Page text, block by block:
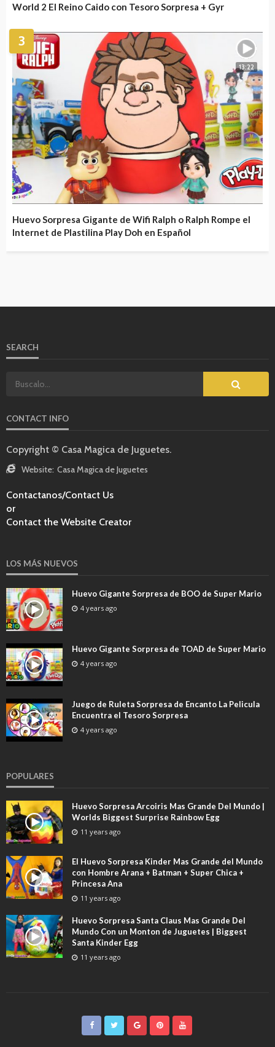
World 2 El Reino Caido con Tesoro Sorpresa + Gyr
3
13:22
Huevo Sorpresa Gigante de Wifi Ralph o Ralph Rompe el
Internet de Plastilina Play Doh en Español
SEARCH
CONTACT INFO
Copyright © Casa Magica de Juguetes.
Website: Casa Magica de Juguetes
Contactanos/Contact Us
or
Contact the Website Creator
LOS MÁS NUEVOS
Huevo Gigante Sorpresa de BOO de Super Mario
4 years ago
Huevo Gigante Sorpresa de TOAD de Super Mario
4 years ago
Juego de Ruleta Sorpresa de Encanto La Pelicula
Encuentra el Tesoro Sorpresa
4 years ago
POPULARES
Huevo Sorpresa Arcoiris Mas Grande Del Mundo |
Worlds Biggest Surprise Rainbow Egg
11 years ago
El Huevo Sorpresa Kinder Mas Grande del Mundo
con Hombre Arana + Batman + Super Chica +
Princesa Ana
11 years ago
Huevo Sorpresa Santa Claus Mas Grande Del
Mundo Con un Monton de Juguetes | Biggest
Santa Kinder Egg
11 years ago